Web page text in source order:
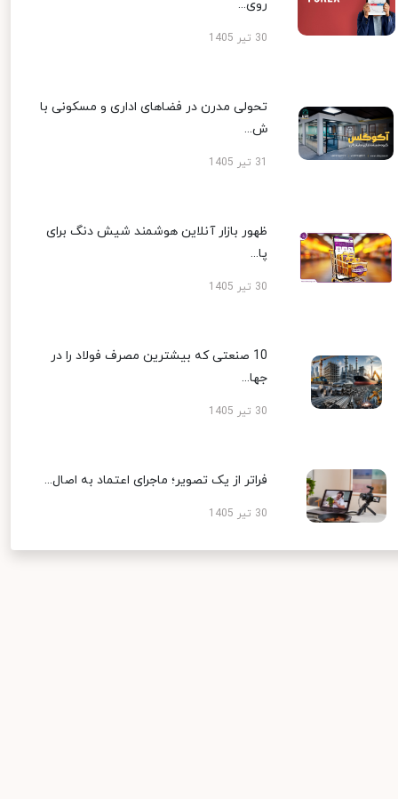
روی...
30 تیر 1405
تحولی مدرن در فضاهای اداری و مسکونی با
ش...
ظهور بازار آنلاین هوشمند شیش دنگ برای
پا...
30 تیر 1405
10 صنعتی که بیشترین مصرف فولاد را در
جها...
30 تیر 1405
فراتر از یک تصویر؛ ماجرای اعتماد به اصال...
30 تیر 1405